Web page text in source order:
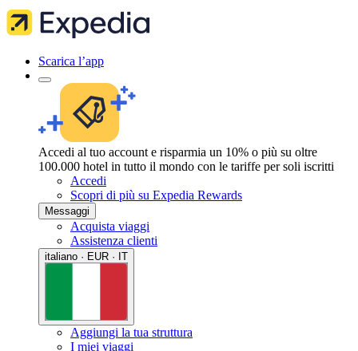
Scarica l’app
Accedi al tuo account e risparmia un 10% o più su oltre
100.000 hotel in tutto il mondo con le tariffe per soli iscritti
Accedi
Scopri di più su Expedia Rewards
Messaggi
Acquista viaggi
Assistenza clienti
italiano · EUR · IT
Aggiungi la tua struttura
I miei viaggi